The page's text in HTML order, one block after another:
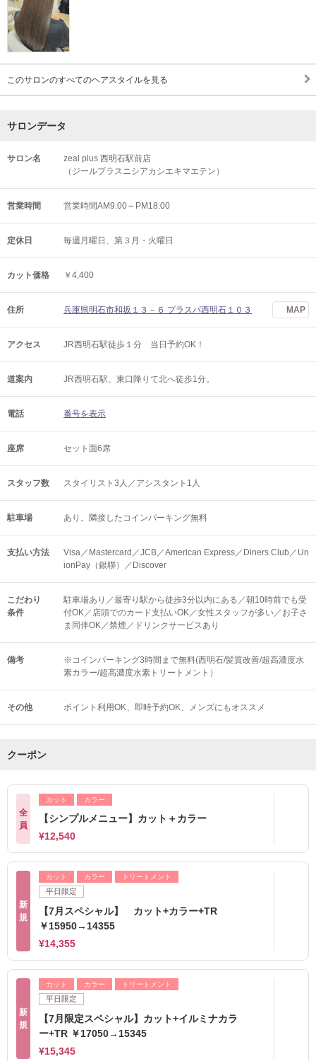
このサロンのすべてのヘアスタイルを見る
サロンデータ
サロン名
zeal plus 西明石駅前店
（ジールプラスニシアカシエキマエテン）
営業時間 営業時間AM9:00～PM18:00
定休日 毎週月曜日、第３月・火曜日
カット価格 ￥4,400
住所 兵庫県明石市和坂１３－６ プラスパ西明石１０３ MAP
アクセス JR西明石駅徒歩１分 当日予約OK！
道案内 JR西明石駅、東口降りて北へ徒歩1分。
電話 番号を表示
座席 セット面6席
スタッフ数 スタイリスト3人／アシスタント1人
駐車場 あり。隣接したコインパーキング無料
支払い方法
Visa／Mastercard／JCB／American Express／Diners Club／Un
ionPay（銀聯）／Discover
こだわり
条件
駐車場あり／最寄り駅から徒歩3分以内にある／朝10時前でも受
付OK／店頭でのカード支払いOK／女性スタッフが多い／お子さ
ま同伴OK／禁煙／ドリンクサービスあり
備考
※コインパーキング3時間まで無料(西明石/髪質改善/超高濃度水
素カラー/超高濃度水素トリートメント）
その他 ポイント利用OK 即時予約OK メンズにもオススメ
クーポン
全
員
カット カラー
【シンプルメニュー】カット＋カラー
¥12,540
新
規
カット カラー トリートメント
平日限定
【7月スペシャル】 カット+カラー+TR
￥15950→14355
¥14,355
新
規
カット カラー トリートメント
平日限定
【7月限定スペシャル】カット+イルミナカラ
ー+TR ￥17050→15345
¥15,345